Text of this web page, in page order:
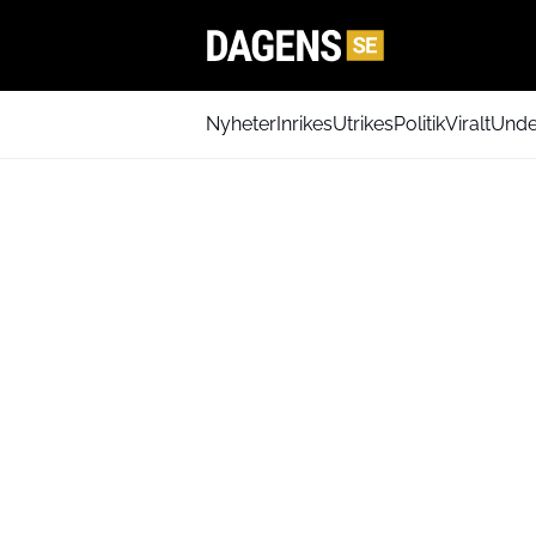
NyheterInrikesUtrikesPolitikViralt